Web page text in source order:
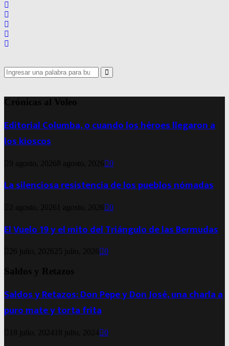
Search
for:
Search
Crónicas al Voleo
Editorial Columba, o cuando los héroes llegaron a
los kioscos
9 agosto, 20268 agosto, 2026 0
La silenciosa resistencia de los pueblos nómadas
2 agosto, 2026 1 agosto, 2026 0
El Vuelo 19 y el mito del Triángulo de las Bermudas
26 julio, 202625 julio, 2026 0
Saldos y Retazos
Saldos y Retazos: Don Pepe y Don José, una charla a
puro mate y torta frita
18 julio, 2024 18 julio, 2024 0